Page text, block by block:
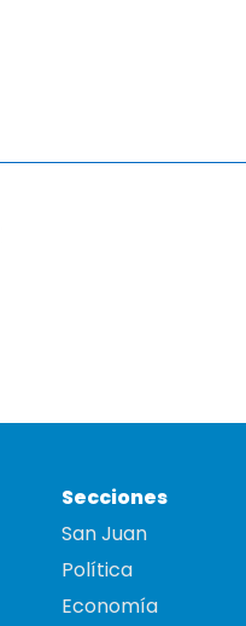
Secciones
San Juan
Política
Economía